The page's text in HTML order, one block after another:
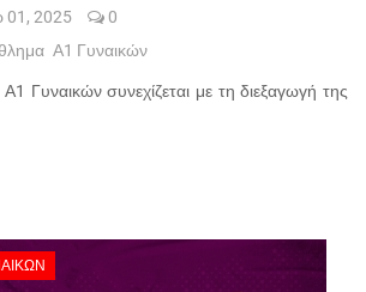
01, 2025
0
Α1 Γυναικών
Γυναικών συνεχίζεται με τη διεξαγωγή της